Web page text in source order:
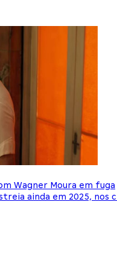
Wagner Moura em fuga
ainda em 2025, nos